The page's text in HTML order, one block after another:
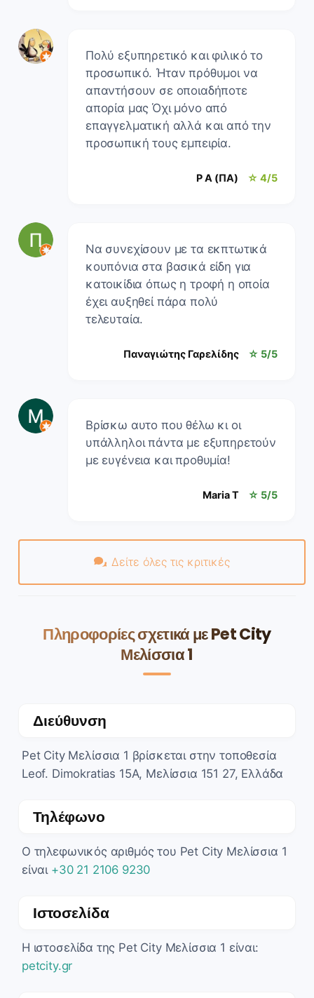
Πολύ εξυπηρετικό και φιλικό το
προσωπικό. Ήταν πρόθυμοι να
απαντήσουν σε οποιαδήποτε
απορία μας Όχι μόνο από
επαγγελματική αλλά και από την
προσωπική τους εμπειρία.
P A (ΠΑ) ☆ 4/5
Να συνεχίσουν με τα εκπτωτικά
κουπόνια στα βασικά είδη για
κατοικίδια όπως η τροφή η οποία
έχει αυξηθεί πάρα πολύ
τελευταία.
Παναγιώτης Γαρελίδης ☆ 5/5
Βρίσκω αυτο που θέλω κι οι
υπάλληλοι πάντα με εξυπηρετούν
με ευγένεια και προθυμία!
Maria T ☆ 5/5
Δείτε όλες τις κριτικές
Πληροφορίες σχετικά με Pet City
Μελίσσια 1
Διεύθυνση
Pet City Μελίσσια 1 βρίσκεται στην τοποθεσία
Leof. Dimokratias 15Α, Μελίσσια 151 27, Ελλάδα
Τηλέφωνο
Ο τηλεφωνικός αριθμός του Pet City Μελίσσια 1
είναι +30 21 2106 9230
Ιστοσελίδα
Η ιστοσελίδα της Pet City Μελίσσια 1 είναι:
petcity.gr